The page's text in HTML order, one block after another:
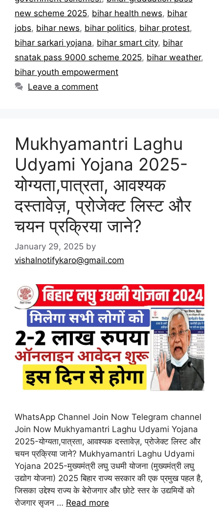
new scheme 2025, bihar health news, bihar
jobs, bihar news, bihar politics, bihar protest,
bihar sarkari yojana, bihar smart city, bihar
snatak pass 9000 scheme 2025, bihar weather,
bihar youth empowerment
Leave a comment
Mukhyamantri Laghu
Udyami Yojana 2025-
योग्यता,पात्रता, आवश्यक
दस्तावेज़, प्रोजेक्ट लिस्ट और
चयन प्रक्रिया जाने?
January 29, 2025 by
vishalnotifykaro@gmail.com
WhatsApp Channel Join Now Telegram channel
Join Now Mukhyamantri Laghu Udyami Yojana
2025-योग्यता,पात्रता, आवश्यक दस्तावेज़, प्रोजेक्ट लिस्ट और
चयन प्रक्रिया जाने? Mukhyamantri Laghu Udyami
Yojana 2025-मुख्यमंत्री लघु उधमी योजना (मुख्यमंत्री लघु
उद्योग योजना) 2025 बिहार राज्य सरकार की एक प्रमुख पहल है,
जिसका उद्देश्य राज्य के बेरोजगार और छोटे स्तर के उद्यमियों को
रोजगार सृजन … Read more